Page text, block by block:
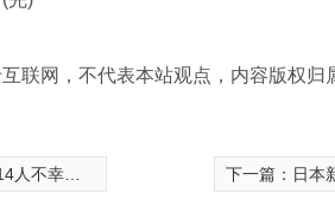
联网，不代表本站观点，内容版权
幸遇难 下一篇： 日本